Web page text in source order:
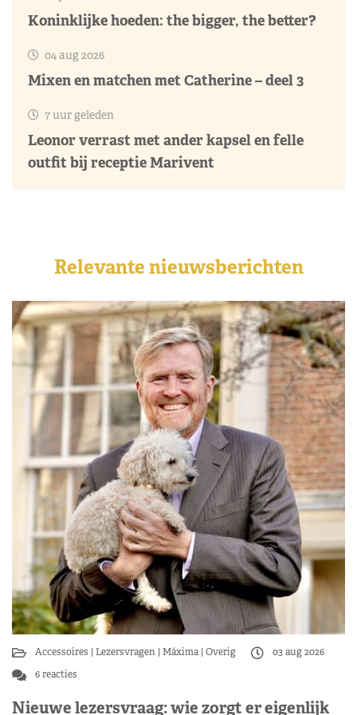
Koninklijke hoeden: the bigger, the better?
04 aug 2026
Mixen en matchen met Catherine – deel 3
7 uur geleden
Leonor verrast met ander kapsel en felle
outfit bij receptie Marivent
Relevante nieuwsberichten
Accessoires Lezersvragen Máxima Overig
03 aug 2026
6 reacties
Nieuwe lezersvraag: wie zorgt er eigenlijk